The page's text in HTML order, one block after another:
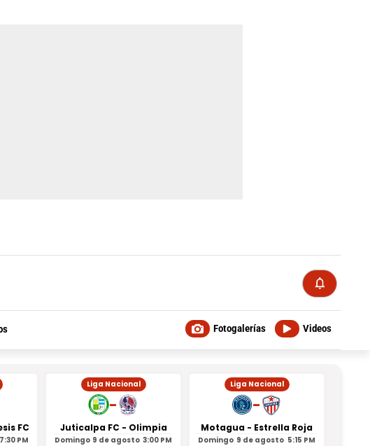
Videos
Fotogalerías
FC
7:30 PM
Liga Nacional
-
Juticalpa FC - Olimpia
Domingo 9 de agosto 3:00 PM
Liga Nacional
-
Motagua - Estrella Roja
Domingo 9 de agosto 5:15 PM